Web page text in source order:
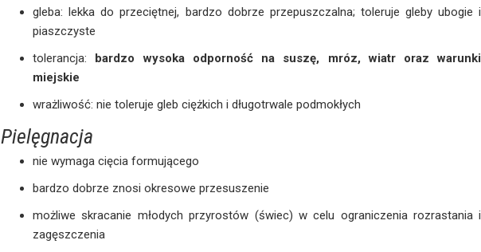
gleba: lekka do przeciętnej, bardzo dobrze przepuszczalna; toleruje gleby ubogie i
piaszczyste
tolerancja: bardzo wysoka odporność na suszę, mróz, wiatr oraz warunki
miejskie
wrażliwość: nie toleruje gleb ciężkich i długotrwale podmokłych
Pielęgnacja
nie wymaga cięcia formującego
bardzo dobrze znosi okresowe przesuszenie
możliwe skracanie młodych przyrostów (świec) w celu ograniczenia rozrastania i
zagęszczenia